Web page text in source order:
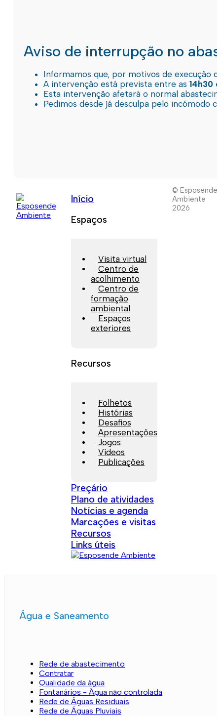
Aviso de interrupção no
Informamos que, por motivos de execução
A intervenção está prevista entre as 14h30
Esta intervenção afetará o normal
Pedimos desde já desculpa pelo incómodo
Início
Espaços
Visita virtual
Centro de
acolhimento
Centro de
formação
ambiental
Espaços
exteriores
Recursos
Folhetos
Histórias
Desafios
Apresentações
Jogos
Vídeos
Publicações
Preçário
Plano de atividades
Notícias e agenda
Marcações e visitas
Recursos
Links úteis
© Esposende
Ambiente
2026
Água e Saneamento
Rede de abastecimento
Contratar
Qualidade da água
Fontanários - Água não controlada
Rede de Águas Residuais
Rede de Águas Pluviais